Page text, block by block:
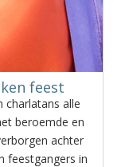
feest
charlatans alle
beroemde en
achter
feestgangers in